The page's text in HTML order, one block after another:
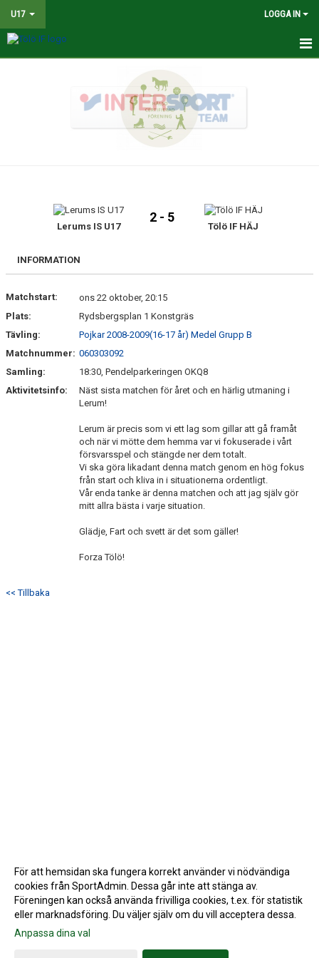
U17 LOGGA IN
BILDGALLERI
Lerums IS U17
2 - 5
Tölö IF HÄJ
INFORMATION
Matchstart:
ons 22 oktober, 20:15
Plats:
Rydsbergsplan 1 Konstgräs
Tävling:
Pojkar 2008-2009(16-17 år) Medel Grupp B
Matchnummer: 060303092
Samling:
18:30, Pendelparkeringen OKQ8
Aktivitetsinfo:
Näst sista matchen för året och en härlig utmaning i
Lerum!
Lerum är precis som vi ett lag som gillar att gå framåt
och när vi mötte dem hemma var vi fokuserade i vårt
försvarsspel och stängde ner dem totalt.
Vi ska göra likadant denna match genom en hög fokus
från start och kliva in i situationerna ordentligt.
Vår enda tanke är denna matchen och att jag själv gör
mitt allra bästa i varje situation.
Glädje, Fart och svett är det som gäller!
Forza Tölö!
<< Tillbaka
Gå till Webbversion
För att hemsidan ska fungera korrekt använder vi nödvändiga
cookies från SportAdmin. Dessa går inte att stänga av.
Föreningen kan också använda frivilliga cookies, t.ex. för statistik
eller marknadsföring. Du väljer själv om du vill acceptera dessa.
Anpassa dina val